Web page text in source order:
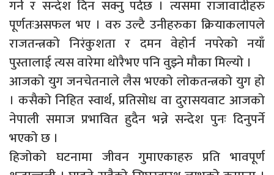
गर्न र सन्देश दिन सक्नु पर्दछ । त्यसमा राजावादीहरु
पूर्णतःअसफल भए । वरु उल्टै उनीहरुका क्रियाकलापले
राजतन्त्रको निरंकुशता र दमन वेहोर्न नपरेको नयाँ
पुस्तालाई त्यस वारेमा थोरैभए पनि वुझ्ने मौका मिल्यो ।
आजको युग जनचेतनाले लैस भएको लोकतन्त्रको युग हो
। कसैको निहित स्वार्थ, प्रतिसोध वा दुरासयवाट आजको
नेपाली समाज प्रभावित हुदैन भन्ने सन्देश पुनः दिनुपर्ने
भएको छ ।
हिजोको घटनामा जीवन गुमाएकाहरु प्रति भावपूर्ण